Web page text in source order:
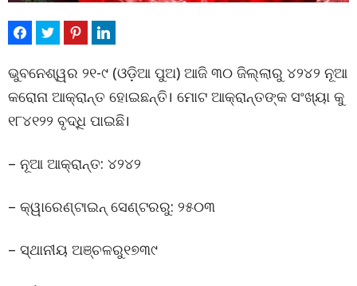
ଭୁବନେଶ୍ୱର ୨୧-୯ (ଓଡ଼ିଆ ପୁଅ) ଆଜି ୩୦ ଜିଲ୍ଲାରୁ ୪୨୪୨ ନୂଆ
କରୋନା ଆକ୍ରାନ୍ତ ହୋଇଛନ୍ତି। ମୋଟ ଆକ୍ରାନ୍ତଙ୍କ ସଂଖ୍ୟା କୁ
୧୮୪୧୨୨ ବୃଦ୍ଧି ପାଇଛି।
– ନୂଆ ଆକ୍ରାନ୍ତ: ୪୨୪୨
– କ୍ୱାରେଣ୍ଟାଇନ୍ ସେଣ୍ଟରରୁ: ୨୫୦୩
– ସ୍ଥାନୀୟ ଅଞ୍ଚଳରୁ୧୭୩୯